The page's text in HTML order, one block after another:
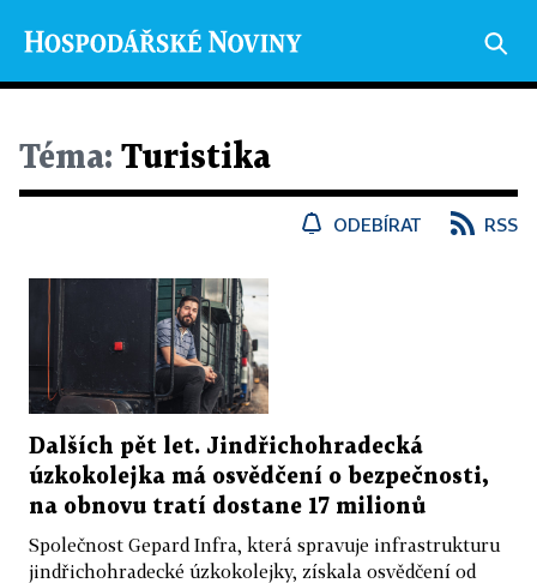
Téma: Turistika
ODEBÍRAT RSS
Dalších pět let. Jindřichohradecká
úzkokolejka má osvědčení o bezpečnosti,
na obnovu tratí dostane 17 milionů
Společnost Gepard Infra, která spravuje infrastrukturu
jindřichohradecké úzkokolejky, získala osvědčení od